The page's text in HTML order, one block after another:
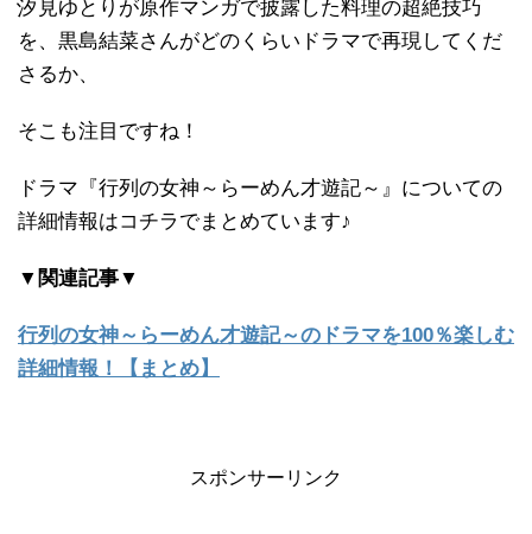
汐見ゆとりが原作マンガで披露した料理の超絶技巧
を、黒島結菜さんがどのくらいドラマで再現してくだ
さるか、
そこも注目ですね！
ドラマ『行列の女神～らーめん才遊記～』についての
詳細情報はコチラでまとめています♪
▼関連記事▼
行列の女神～らーめん才遊記～のドラマを100％楽しむ
詳細情報！【まとめ】
スポンサーリンク